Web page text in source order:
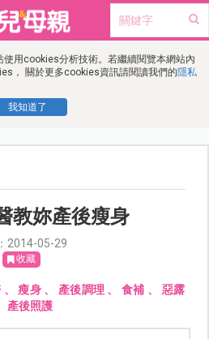
用cookies分析技術。若繼續閱覽本網站內
， 關於更多cookies資訊請閱讀我們的隱私
我知道了
教妳產後瘦身
2014-05-29
收藏
、瘦身、 產後調理 、食補 、 惡露
產後照護